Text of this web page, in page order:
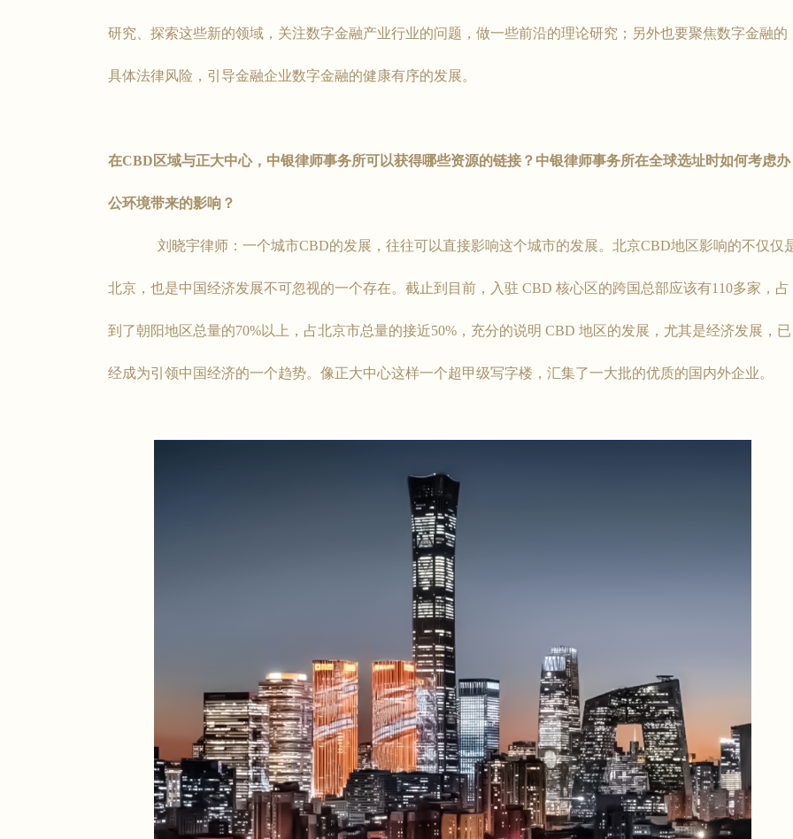
研究、探索这些新的领域，关注数字金融产业行业的问题，做一些前沿的理论研究；另外也要聚焦数字金融的
具体法律风险，引导金融企业数字金融的健康有序的发展。
在CBD区域与正大中心，中银律师事务所可以获得哪些资源的链接？中银律师事务所在全球选址时如何考虑办
公环境带来的影响？
刘晓宇律师：一个城市CBD的发展，往往可以直接影响这个城市的发展。北京CBD地区影响的不仅仅
北京，也是中国经济发展不可忽视的一个存在。截止到目前，入驻 CBD 核心区的跨国总部应该有110多家，占
到了朝阳地区总量的70%以上，占北京市总量的接近50%，充分的说明 CBD 地区的发展，尤其是经济发展，已
经成为引领中国经济的一个趋势。像正大中心这样一个超甲级写字楼，汇集了一大批的优质的国内外企业。